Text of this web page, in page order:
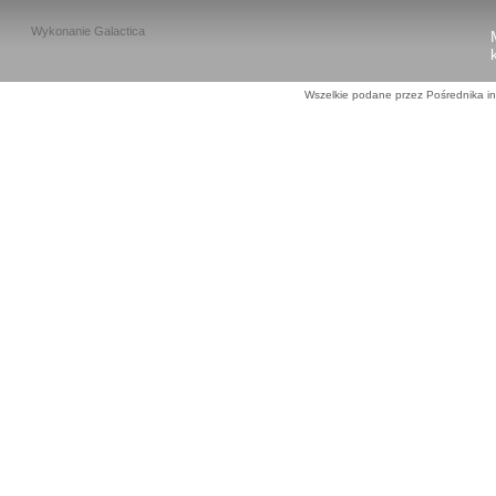
Wykonanie Galactica
Wszelkie podane przez Pośrednika